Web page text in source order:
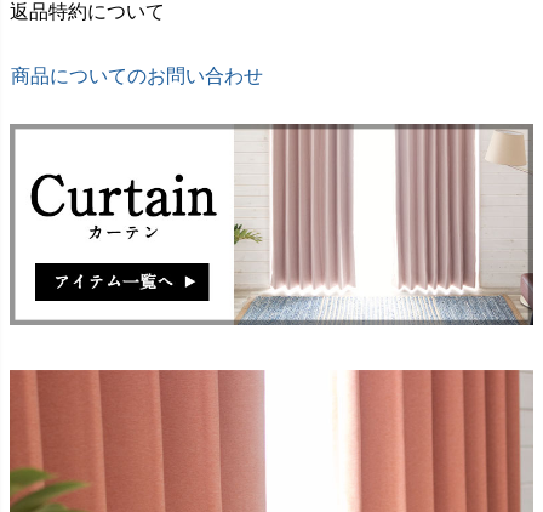
返品特約について
商品についてのお問い合わせ